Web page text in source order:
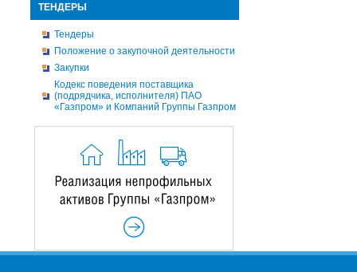
ТЕНДЕРЫ
Тендеры
Положение о закупочной деятельности
Закупки
Кодекс поведения поставщика
(подрядчика, исполнителя) ПАО
«Газпром» и Компаний Группы Газпром